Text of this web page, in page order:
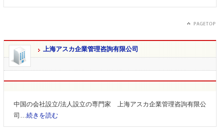
上海アスカ企業管理咨詢有限公司
中国の会社設立/法人設立の専門家 上海アスカ企業管理咨詢有限公
司… 続きを読む